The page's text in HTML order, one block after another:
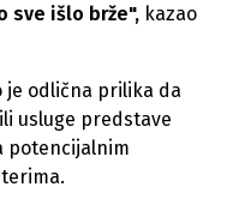
sve išlo brže", kazao
je odlična prilika da
usluge predstave
potencijalnim